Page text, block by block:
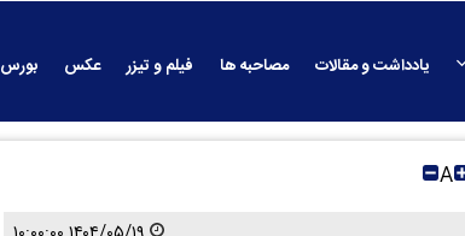
یادداشت و مقالات مصاحبه ها فیلم و تیزر عکس بورس
A